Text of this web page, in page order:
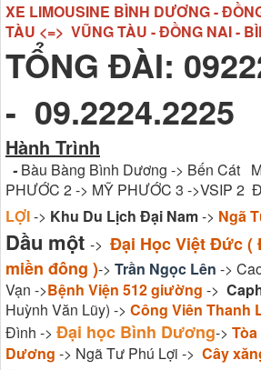
XE LIMOUSINE BÌNH DƯƠNG -
TÀU <=> VŨNG TÀU - ĐỒNG NAI -
TỔNG ĐÀI:
- 09.2224.2225
Hành Trình
-Bàu Bàng Bình Dương -> Bến Cát
PHƯỚC 2 -> MỸ PHƯỚC 3 ->VSIP 2
LỢI-> Khu Du Lịch Đại Nam-> Ngã
Dầu một -> Đại Học Việt Đức (
miền đông )-> Trần Ngọc Lên ->
Vạn ->Bệnh Viện 512 giường ->
Huỳnh Văn Lũy) -> Công Viên Thanh
Đình -> Đại học Bình Dương->
Dương -> Ngã Tư Phú Lợi -> Cây